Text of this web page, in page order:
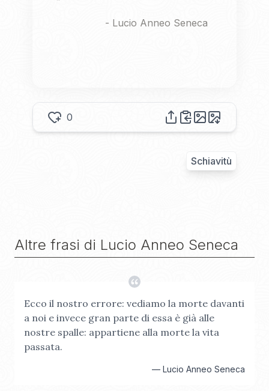
- Lucio Anneo Seneca
0
Schiavitù
Altre frasi di Lucio Anneo Seneca
Ecco il nostro errore: vediamo la morte davanti
a noi e invece gran parte di essa è già alle
nostre spalle: appartiene alla morte la vita
passata.
— Lucio Anneo Seneca